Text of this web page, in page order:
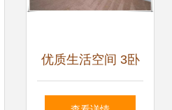
优质生活空间 3卧
2.5卫203㎡住宅仅